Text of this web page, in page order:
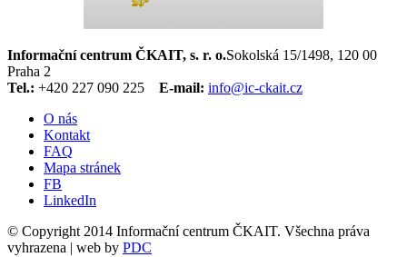
Informační centrum ČKAIT, s. r. o.Sokolská 15/1498, 120 00
Praha 2
Tel.: +420 227 090 225 E-mail: info@ic-ckait.cz
O nás
Kontakt
FAQ
Mapa stránek
FB
LinkedIn
© Copyright 2014 Informační centrum ČKAIT. Všechna práva
vyhrazena | web by PDC